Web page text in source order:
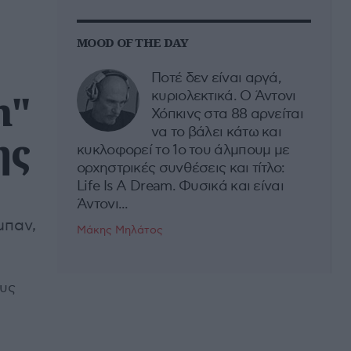
MOOD OF THE DAY
Ποτέ δεν είναι αργά,
κυριολεκτικά. Ο Άντονι
Χόπκινς στα 88 αρνείται
να το βάλει κάτω και
κυκλοφορεί το 1ο του άλμπουμ με
ορχηστρικές συνθέσεις και τίτλο:
Life Is A Dream. Φυσικά και είναι
Άντονι...
Μάκης Μηλάτος